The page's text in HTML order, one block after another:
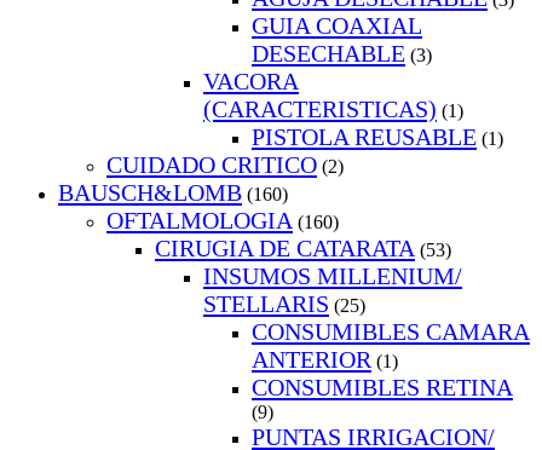
GUIA COAXIAL
DESECHABLE (3)
VACORA
(CARACTERISTICAS) (1)
PISTOLA REUSABLE (1)
CUIDADO CRITICO (2)
BAUSCH&LOMB (160)
OFTALMOLOGIA (160)
CIRUGIA DE CATARATA (53)
INSUMOS MILLENIUM/
STELLARIS (25)
CONSUMIBLES CAMARA
ANTERIOR (1)
CONSUMIBLES RETINA
(9)
PUNTAS IRRIGACION/